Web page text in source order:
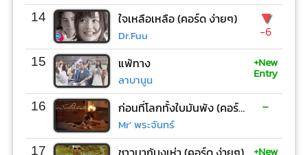
14 ใจเหลือเหลือ (คอร์ด ง่ายๆ)
Dr.Fuu
▼
-6
15 แพ้ทาง
ลาบานูน
+New
Entry
16 ก่อนที่โลกทั้งใบมันพัง (คอร์ด ง่ายๆ)
Mr’ พระจันทร์
-
17 +New